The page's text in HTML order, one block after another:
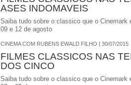
ASES INDOMAVEIS
Saiba tudo sobre o classico que o
09 e 12 de agosto
CINEMA COM RUBENS EWALD FILHO | 30/07/2015
FILMES CLASSICOS NAS
DOS CINCO
Saiba tudo sobre o classico que o